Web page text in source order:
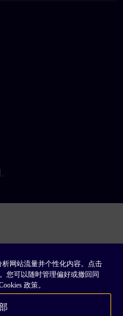
析网站流量并个性化内容。点击
您可以随时管理偏好或撤回同
政策。